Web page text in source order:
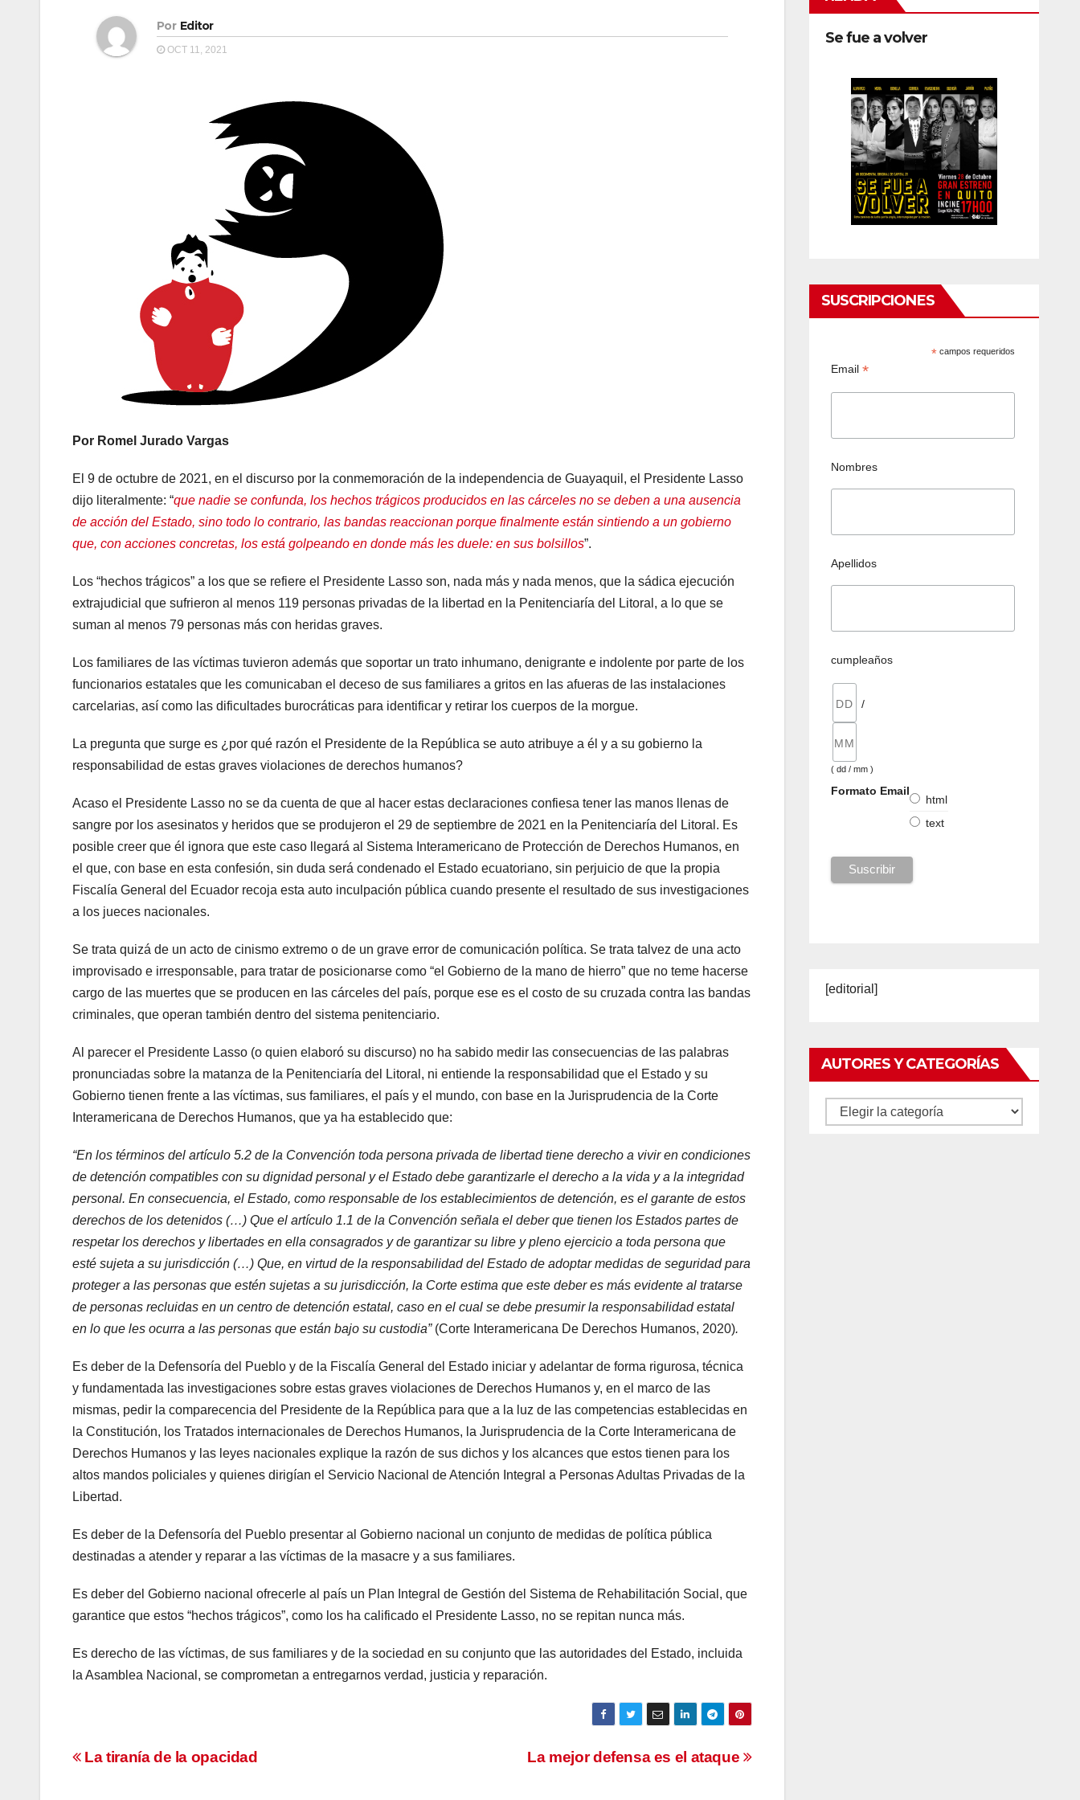
Por Editor
OCT 11, 2021
Por Romel Jurado Vargas
El 9 de octubre de 2021, en el discurso por la conmemoración de la independencia de Guayaquil, el Presidente Lasso
dijo literalmente: “que nadie se confunda, los hechos trágicos producidos en las cárceles no se deben a una ausencia
de acción del Estado, sino todo lo contrario, las bandas reaccionan porque finalmente están sintiendo a un gobierno
que, con acciones concretas, los está golpeando en donde más les duele: en sus bolsillos”.
Los “hechos trágicos” a los que se refiere el Presidente Lasso son, nada más y nada menos, que la sádica ejecución
extrajudicial que sufrieron al menos 119 personas privadas de la libertad en la Penitenciaría del Litoral, a lo que se
suman al menos 79 personas más con heridas graves.
Los familiares de las víctimas tuvieron además que soportar un trato inhumano, denigrante e indolente por parte de los
funcionarios estatales que les comunicaban el deceso de sus familiares a gritos en las afueras de las instalaciones
carcelarias, así como las dificultades burocráticas para identificar y retirar los cuerpos de la morgue.
La pregunta que surge es ¿por qué razón el Presidente de la República se auto atribuye a él y a su gobierno la
responsabilidad de estas graves violaciones de derechos humanos?
Acaso el Presidente Lasso no se da cuenta de que al hacer estas declaraciones confiesa tener las manos llenas de
sangre por los asesinatos y heridos que se produjeron el 29 de septiembre de 2021 en la Penitenciaría del Litoral. Es
posible creer que él ignora que este caso llegará al Sistema Interamericano de Protección de Derechos Humanos, en
el que, con base en esta confesión, sin duda será condenado el Estado ecuatoriano, sin perjuicio de que la propia
Fiscalía General del Ecuador recoja esta auto inculpación pública cuando presente el resultado de sus investigaciones
a los jueces nacionales.
Se trata quizá de un acto de cinismo extremo o de un grave error de comunicación política. Se trata talvez de una acto
improvisado e irresponsable, para tratar de posicionarse como “el Gobierno de la mano de hierro” que no teme hacerse
cargo de las muertes que se producen en las cárceles del país, porque ese es el costo de su cruzada contra las bandas
criminales, que operan también dentro del sistema penitenciario.
Al parecer el Presidente Lasso (o quien elaboró su discurso) no ha sabido medir las consecuencias de las palabras
pronunciadas sobre la matanza de la Penitenciaría del Litoral, ni entiende la responsabilidad que el Estado y su
Gobierno tienen frente a las víctimas, sus familiares, el país y el mundo, con base en la Jurisprudencia de la Corte
Interamericana de Derechos Humanos, que ya ha establecido que:
“En los términos del artículo 5.2 de la Convención toda persona privada de libertad tiene derecho a vivir en condiciones
de detención compatibles con su dignidad personal y el Estado debe garantizarle el derecho a la vida y a la integridad
personal. En consecuencia, el Estado, como responsable de los establecimientos de detención, es el garante de estos
derechos de los detenidos (…) Que el artículo 1.1 de la Convención señala el deber que tienen los Estados partes de
respetar los derechos y libertades en ella consagrados y de garantizar su libre y pleno ejercicio a toda persona que
esté sujeta a su jurisdicción (…) Que, en virtud de la responsabilidad del Estado de adoptar medidas de seguridad para
proteger a las personas que estén sujetas a su jurisdicción, la Corte estima que este deber es más evidente al tratarse
de personas recluidas en un centro de detención estatal, caso en el cual se debe presumir la responsabilidad estatal
en lo que les ocurra a las personas que están bajo su custodia” (Corte Interamericana De Derechos Humanos, 2020).
Es deber de la Defensoría del Pueblo y de la Fiscalía General del Estado iniciar y adelantar de forma rigurosa, técnica
y fundamentada las investigaciones sobre estas graves violaciones de Derechos Humanos y, en el marco de las
mismas, pedir la comparecencia del Presidente de la República para que a la luz de las competencias establecidas en
la Constitución, los Tratados internacionales de Derechos Humanos, la Jurisprudencia de la Corte Interamericana de
Derechos Humanos y las leyes nacionales explique la razón de sus dichos y los alcances que estos tienen para los
altos mandos policiales y quienes dirigían el Servicio Nacional de Atención Integral a Personas Adultas Privadas de la
Libertad.
Es deber de la Defensoría del Pueblo presentar al Gobierno nacional un conjunto de medidas de política pública
destinadas a atender y reparar a las víctimas de la masacre y a sus familiares.
Es deber del Gobierno nacional ofrecerle al país un Plan Integral de Gestión del Sistema de Rehabilitación Social, que
garantice que estos “hechos trágicos”, como los ha calificado el Presidente Lasso, no se repitan nunca más.
Es derecho de las víctimas, de sus familiares y de la sociedad en su conjunto que las autoridades del Estado, incluida
la Asamblea Nacional, se comprometan a entregarnos verdad, justicia y reparación.
Navegación
La mejor defensa es el ataque
La tiranía de la opacidad
Se fue a volver
SUSCRIPCIONES
* campos requeridos
Email *
Nombres
Apellidos
cumpleaños
/
( dd / mm )
Formato Email
html
text
[editorial]
AUTORES Y CATEGORÍAS
Autores